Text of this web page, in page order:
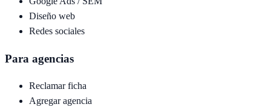
Diseño web
Redes sociales
Para agencias
Reclamar ficha
Agregar agencia